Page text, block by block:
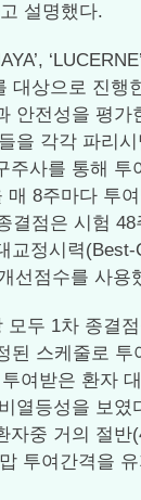
설명했다.
대상으로 진행
안전성을 평가
을 각각 파리
주사를 통해 투
매 8주마다 투
결점은 시험 48
교정시력(Best-
선점수를 사용
모두 1차 종결
된 스케줄로 투
여받은 환자
열등성을 보였
자중 거의 절반
투여간격을